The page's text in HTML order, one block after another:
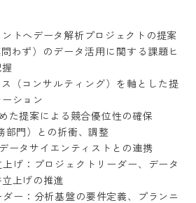
トへデータ解析プロジェクトの提案
ション
門）との折衝、調整
げ：プロジェクトリーダー、データ
上げの推進
ー：分析基盤の要件定義、プランニ